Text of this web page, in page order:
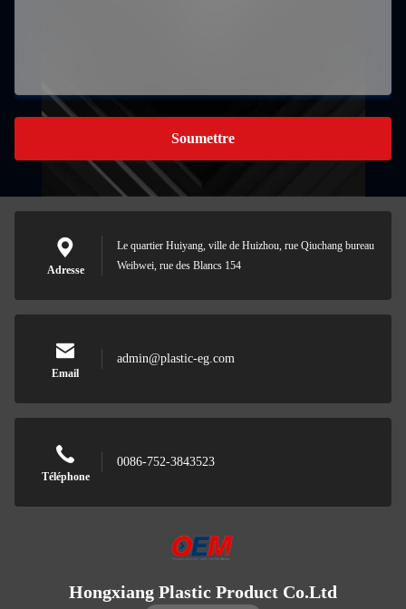
Soumettre
Adresse
Le quartier Huiyang, ville de Huizhou, rue Qiuchang bureau
Weibwei, rue des Blancs 154
Email
admin@plastic-eg.com
Téléphone
0086-752-3843523
Hongxiang Plastic Product Co.Ltd